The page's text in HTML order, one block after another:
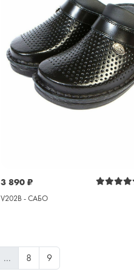
3 890 ₽
V202B - САБО
... 8 9